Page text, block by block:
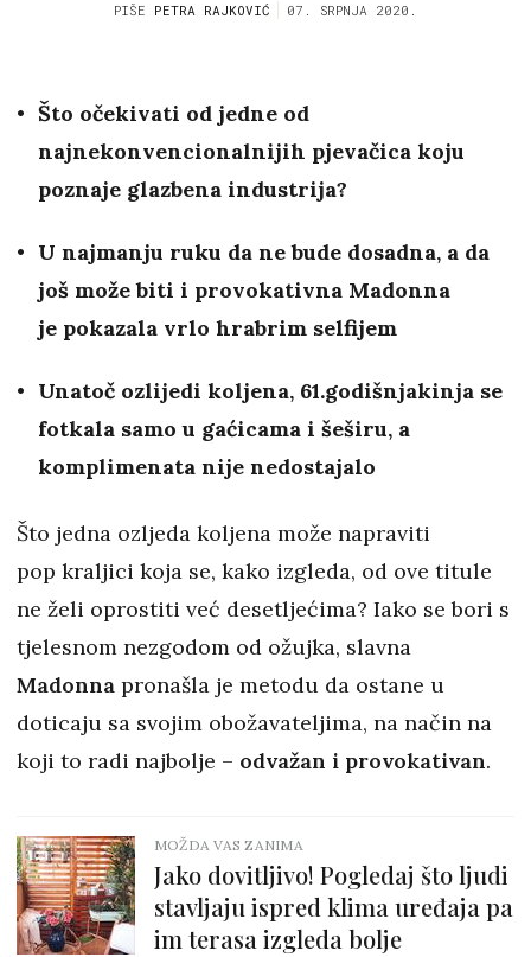
PIŠE PETRA RAJKOVIĆ 07. SRPNJA 2020.
Što očekivati od jedne od
najnekonvencionalnijih pjevačica koju
poznaje glazbena industrija?
U najmanju ruku da ne bude dosadna, a da
još može biti i provokativna Madonna
je pokazala vrlo hrabrim selfijem
Unatoč ozlijedi koljena, 61.godišnjakinja se
fotkala samo u gaćicama i šeširu, a
komplimenata nije nedostajalo
Što jedna ozljeda koljena može napraviti
pop kraljici koja se, kako izgleda, od ove titule
ne želi oprostiti već desetljećima? Iako se bori s
tjelesnom nezgodom od ožujka, slavna
Madonna pronašla je metodu da ostane u
doticaju sa svojim obožavateljima, na način na
koji to radi najbolje – odvažan i provokativan.
MOŽDA VAS ZANIMA
Jako dovitljivo! Pogledaj što ljudi
stavljaju ispred klima uređaja pa
im terasa izgleda bolje